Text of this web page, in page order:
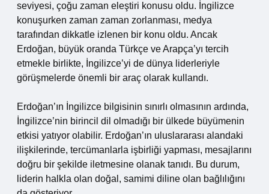
seviyesi, çoğu zaman eleştiri konusu oldu. İngilizce
konuşurken zaman zaman zorlanması, medya
tarafından dikkatle izlenen bir konu oldu. Ancak
Erdoğan, büyük oranda Türkçe ve Arapça’yı tercih
etmekle birlikte, İngilizce’yi de dünya liderleriyle
görüşmelerde önemli bir araç olarak kullandı.
Erdoğan’ın İngilizce bilgisinin sınırlı olmasının ardında,
İngilizce’nin birincil dil olmadığı bir ülkede büyümenin
etkisi yatıyor olabilir. Erdoğan’ın uluslararası alandaki
ilişkilerinde, tercümanlarla işbirliği yapması, mesajlarını
doğru bir şekilde iletmesine olanak tanıdı. Bu durum,
liderin halkla olan doğal, samimi diline olan bağlılığını